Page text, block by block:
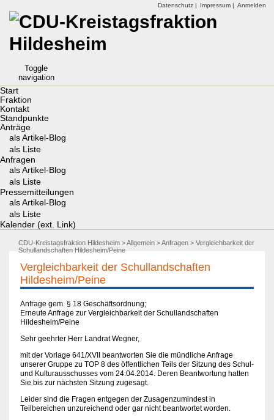
Datenschutz | Impressum | Anmelden
Toggle
navigation
Start
Fraktion
Kontakt
Standpunkte
Anträge
als Artikel-Blog
als Liste
Anfragen
als Artikel-Blog
als Liste
Pressemitteilungen
als Artikel-Blog
als Liste
Kalender (ext. Link)
CDU-Kreistagsfraktion Hildesheim >Allgemein >Anfragen > Vergleichbarkeit der
Schullandschaften Hildesheim/Peine
Vergleichbarkeit der Schullandschaften
Hildesheim/Peine
Anfrage gem. § 18 Geschäftsordnung;
Erneute Anfrage zur Vergleichbarkeit der Schullandschaften
Hildesheim/Peine
Sehr geehrter Herr Landrat Wegner,
mit der Vorlage 641/XVII beantworten Sie die mündliche Anfrage
unserer Gruppe zu TOP 8 des öffentlichen Teils der Sitzung des Schul-
und Kulturausschusses vom 24.04.2014. Deren Beantwortung hatten
Sie bis zur nächsten Sitzung zugesagt.
Leider sind die Fragen entgegen der Zusagenzumindest in
Teilbereichen unzureichend oder gar nicht beantwortet worden.